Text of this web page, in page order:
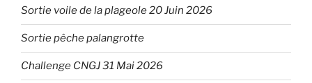
Sortie voile de la plageole 20 Juin 2026
Sortie pêche palangrotte
Challenge CNGJ 31 Mai 2026